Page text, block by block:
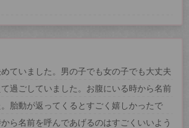
ていました。男の子でも女の子でも大丈夫
過ごしていました。お腹にいる時から名前
胎動が返ってくるとすごく嬉しかったで
ら名前を呼んであげるのはすごくいいよう